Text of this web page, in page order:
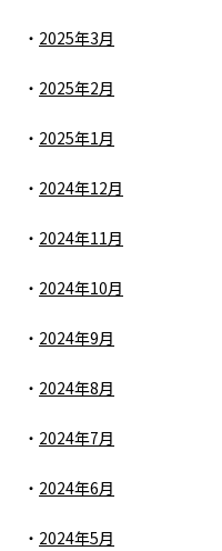
2025年3月
2025年2月
2025年1月
2024年12月
2024年11月
2024年10月
2024年9月
2024年8月
2024年7月
2024年6月
2024年5月